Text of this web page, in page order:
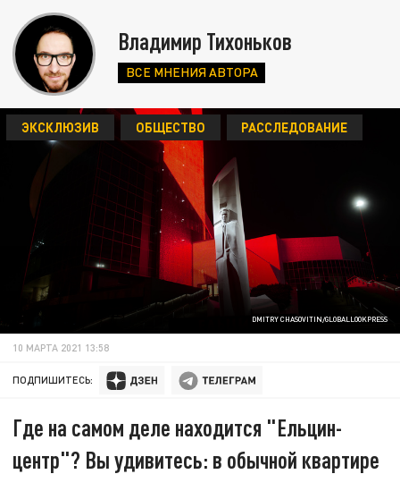
Владимир Тихоньков
ВСЕ МНЕНИЯ АВТОРА
DMITRY CHASOVITIN/GLOBALLOOKPRESS
ЭКСКЛЮЗИВ ОБЩЕСТВО РАССЛЕДОВАНИЕ
10 МАРТА 2021 13:58
ПОДПИШИТЕСЬ:
Где на самом деле находится "Ельцин-
центр"? Вы удивитесь: в обычной квартире